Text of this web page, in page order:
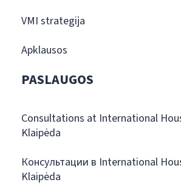
VMI strategija
Apklausos
PASLAUGOS
Consultations at International
Klaipėda
Консультации в International
Klaipėda